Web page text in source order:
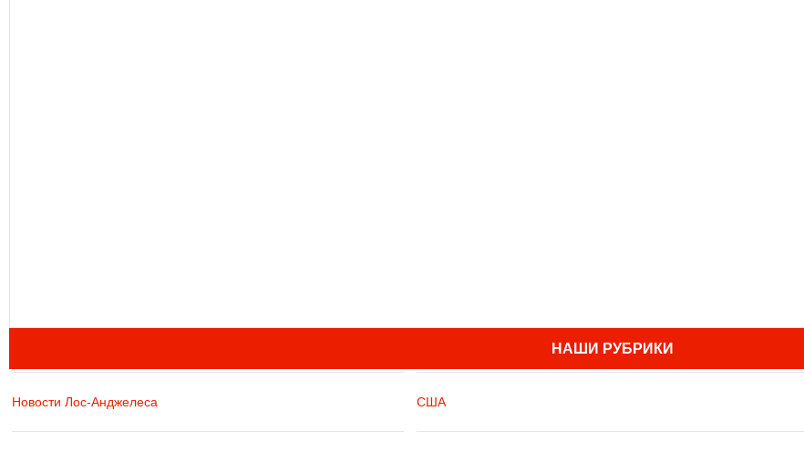
НАШИ РУБРИКИ
Новости Лос-Анджелеса США